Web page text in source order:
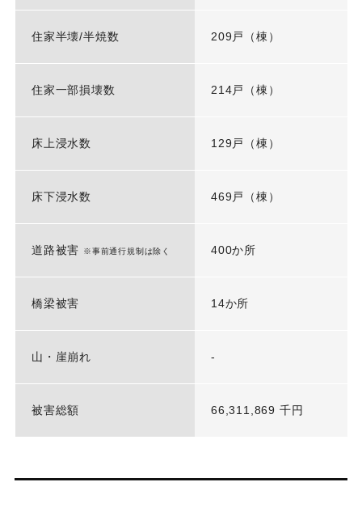
住家半壊/半焼数 209戸（棟）
住家一部損壊数 214戸（棟）
床上浸水数 129戸（棟）
床下浸水数 469戸（棟）
道路被害 ※事前通行規制は除く 400か所
橋梁被害 14か所
山・崖崩れ -
被害総額 66,311,869 千円